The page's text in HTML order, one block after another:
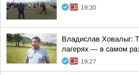
19:30
Владислав Ховалыг:
лагерях — в самом
19:27